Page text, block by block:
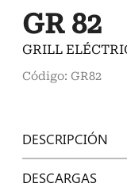
GR 82
GRILL
Código: GR82
DESCRIPCIÓN
DESCARGAS